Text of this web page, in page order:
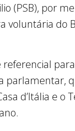
(PSB), por
voluntária do
parlamentar,
d’Itália e o